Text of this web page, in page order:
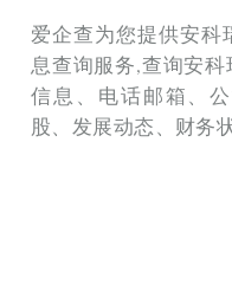
爱企查为您提供安科
息查询服务,查询安
信息、电话邮箱、
股、发展动态、财务